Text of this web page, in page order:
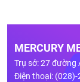
MERCURY
Trụ sở: 27 đường
Điện thoại: